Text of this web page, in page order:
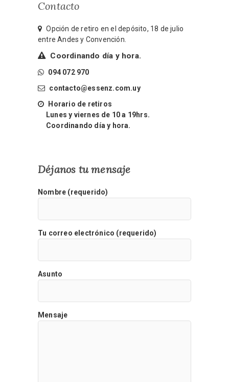
Contacto
Opción de retiro en el depósito, 18 de julio
entre Andes y Convención.
Coordinando día y hora.
094 072 970
contacto@essenz.com.uy
Horario de retiros
Lunes y viernes de 10 a 19hrs.
Coordinando día y hora.
Déjanos tu mensaje
Nombre (requerido)
Tu correo electrónico (requerido)
Asunto
Mensaje